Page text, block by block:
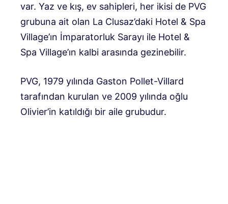
var. Yaz ve kış, ev sahipleri, her ikisi de PVG
grubuna ait olan La Clusaz’daki Hotel & Spa
Village’ın İmparatorluk Sarayı ile Hotel &
Spa Village’ın kalbi arasında gezinebilir.
PVG, 1979 yılında Gaston Pollet-Villard
tarafından kurulan ve 2009 yılında oğlu
Olivier’in katıldığı bir aile grubudur.